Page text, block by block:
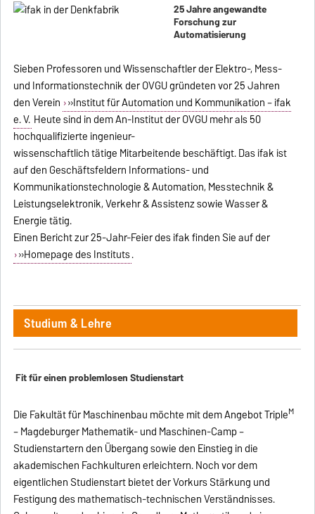
25 Jahre angewandte
Forschung zur
Automatisierung
Sieben Professoren und Wissenschaftler der Elektro-, Mess-
und Informationstechnik der OVGU gründeten vor 25 Jahren
den Verein »Institut für Automation und Kommunikation – ifak
e. V. Heute sind in dem An-Institut der OVGU mehr als 50
hochqualifizierte ingenieur-
wissenschaftlich tätige Mitarbeitende beschäftigt. Das ifak ist
auf den Geschäftsfeldern Informations- und
Kommunikationstechnologie & Automation, Messtechnik &
Leistungselektronik, Verkehr & Assistenz sowie Wasser &
Energie tätig.
Einen Bericht zur 25-Jahr-Feier des ifak finden Sie auf der
»Homepage des Instituts.
Studium & Lehre
Fit für einen problemlosen Studienstart
Die Fakultät für Maschinenbau möchte mit dem Angebot TripleM
– Magdeburger Mathematik- und Maschinen-Camp –
Studienstartern den Übergang sowie den Einstieg in die
akademischen Fachkulturen erleichtern. Noch vor dem
eigentlichen Studienstart bietet der Vorkurs Stärkung und
Festigung des mathematisch-technischen Verständnisses.